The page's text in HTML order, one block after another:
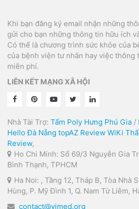
Khi bạn đăng ký email nhận những
gửi cho bạn những thông tin hữu ích
Có thể là chương trình sức khỏe của
của bệnh viện tư nhân hay việc thông
miễn phí.
LIÊN KẾT MẠNG XÃ HỘI
Nhà Tài Trợ: Tấm Poly Hưng Phú Gia /
Hello Đà Nẵng topAZ Review WiKi
Review,
Ho Chi Minh: Số 69/3 Nguyễn Gia
Bình Thạnh, TPHCM
Ha Noi: , Tầng 12, Tháp B, Tòa Nhà
Hùng, P. Mỹ Đình 1, Q. Nam Từ Liêm,
contact@vimed.org